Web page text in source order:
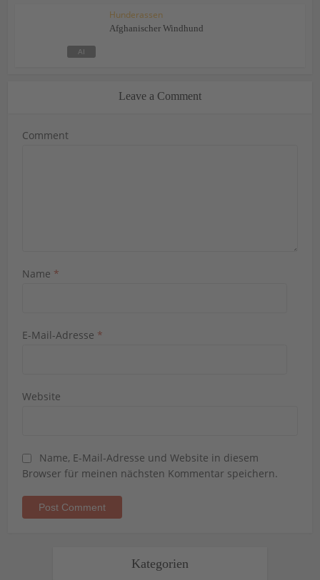
Hunderassen
Afghanischer Windhund
Leave a Comment
Comment
Name *
E-Mail-Adresse *
Website
Name, E-Mail-Adresse und Website in diesem
Browser für meinen nächsten Kommentar speichern.
Kategorien